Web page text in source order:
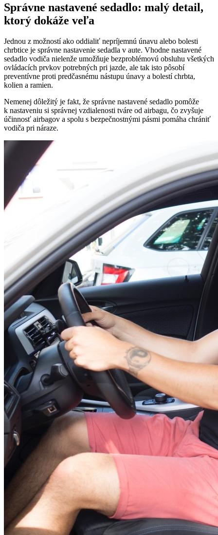
Správne nastavené sedadlo: malý detail,
ktorý dokáže veľa
Jednou z možností ako oddialiť nepríjemnú únavu alebo bolesti
chrbtice je správne nastavenie sedadla v aute. Vhodne nastavené
sedadlo vodiča nielenže umožňuje bezproblémovú obsluhu všetkých
ovládacích prvkov potrebných pri jazde, ale tak isto pôsobí
preventívne proti predčasnému nástupu únavy a bolestí chrbta,
kolien a ramien.
Nemenej dôležitý je fakt, že správne nastavené sedadlo pomôže
k nastaveniu si správnej vzdialenosti tváre od airbagu, čo zvyšuje
účinnosť airbagov a spolu s bezpečnostnými pásmi pomáha chrániť
vodiča pri náraze.